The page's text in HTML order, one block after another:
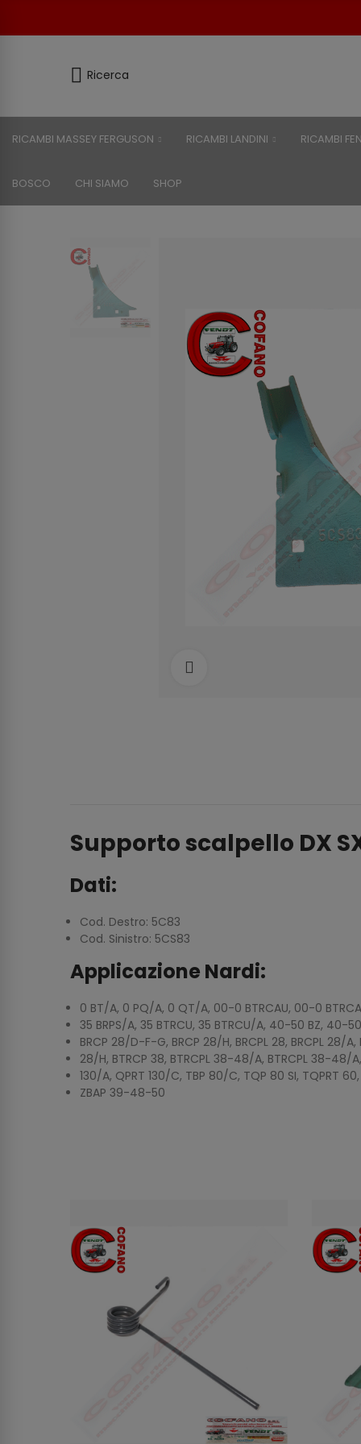
Ricerca
RICAMBI MASSEY FERGUSON RICAMBI LANDINI RICAMBI
BOSCO CHI SIAMO SHOP
Supporto scalpello DX
Dati:
Cod. Destro: 5C83
Cod. Sinistro: 5CS83
Applicazione Nardi:
0 BT/A, 0 PQ/A, 0 QT/A, 00-0 BTRCAU, 00-0
35 BRPS/A, 35 BTRCU, 35 BTRCU/A, 40-50 BZ, 40-
BRCP 28/D-F-G, BRCP 28/H, BRCPL 28, BRCPL 28/
28/H, BTRCP 38, BTRCPL 38-48/A, BTRCPL 38-48/A,
130/A, QPRT 130/C, TBP 80/C, TQP 80 SI, TQPRT
ZBAP 39-48-50